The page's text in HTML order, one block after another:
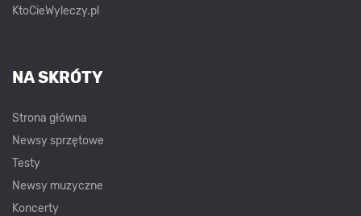
KtoCieWyleczy.pl
NA SKRÓTY
Strona główna
Newsy sprzętowe
Testy
Newsy muzyczne
Koncerty